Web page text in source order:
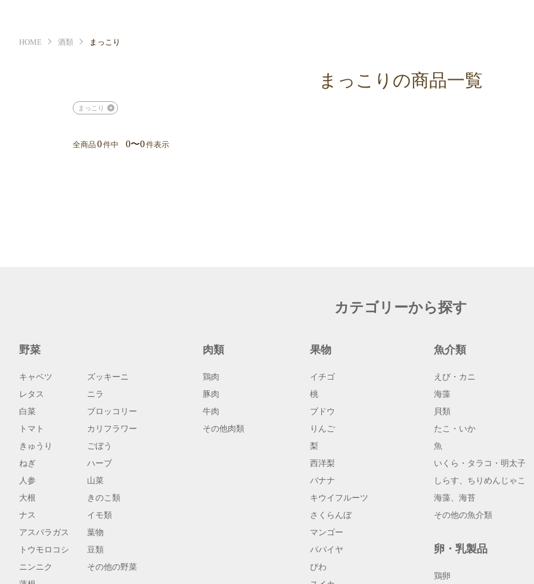
HOME 酒類 まっこり
まっこりの商品一覧
まっこり
全商品 0件中 0〜0件表示
カテゴリーから探す
野菜
キャベツ
レタス
白菜
トマト
きゅうり
ねぎ
人参
大根
ナス
アスパラガス
トウモロコシ
ニンニク
ズッキーニ
ニラ
ブロッコリー
カリフラワー
ごぼう
ハーブ
山菜
きのこ類
イモ類
葉物
豆類
その他の野菜
肉類
鶏肉
豚肉
牛肉
その他肉類
果物
イチゴ
桃
ブドウ
りんご
梨
西洋梨
バナナ
キウイフルーツ
さくらんぼ
マンゴー
パパイヤ
びわ
魚介類
えび・カニ
海藻
貝類
たこ・いか
魚
いくら・タラコ・明太子
しらす、ちりめんじゃこ
海藻、海苔
その他の魚介類
卵・乳製品
鶏卵